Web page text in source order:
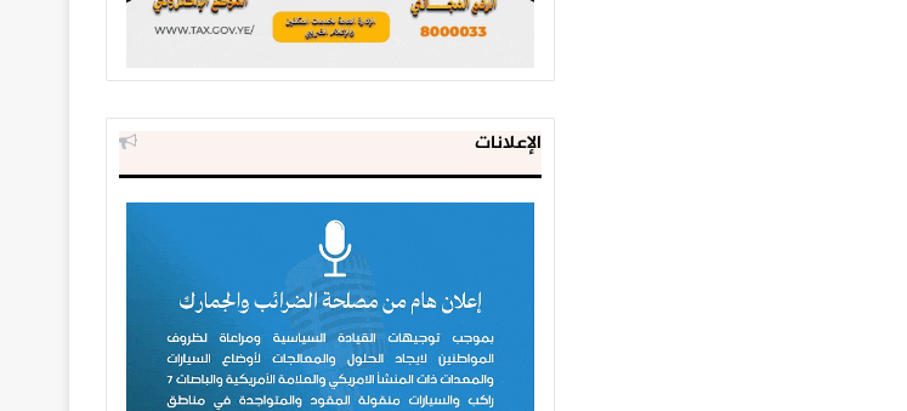
الإعلانات